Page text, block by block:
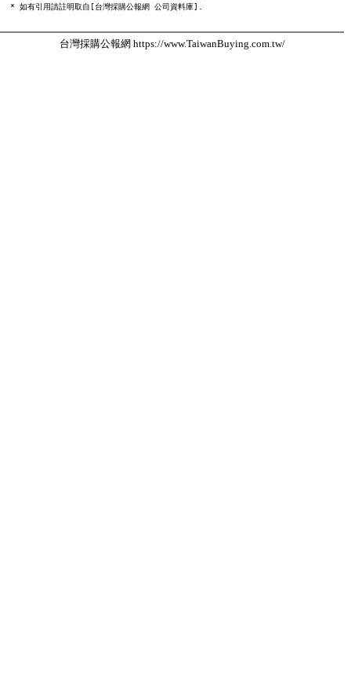
台灣採購公報網 https://www.TaiwanBuying.com.tw/